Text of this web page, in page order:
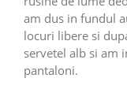
am dus in fundul
locuri libere si
servetel alb si am
pantaloni.